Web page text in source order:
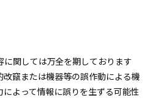
に関しては万全を期しております
竄または機器等の誤作動による機
よって情報に誤りを生ずる可能性